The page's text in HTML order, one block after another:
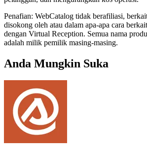
Penafian: WebCatalog tidak berafiliasi,
disokong oleh atau dalam apa-apa cara
dengan Virtual Reception. Semua nama
adalah milik pemilik masing-masing.
Anda Mungkin Suka